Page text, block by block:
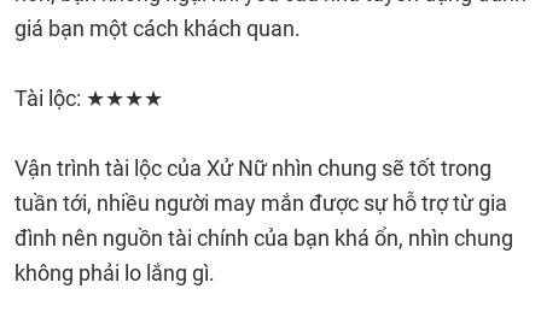
giá bạn một cách khách quan.
Tài lộc: ★★★★
Vận trình tài lộc của Xử Nữ nhìn chung sẽ tốt trong
tuần tới, nhiều người may mắn được sự hỗ trợ từ gia
đình nên nguồn tài chính của bạn khá ổn, nhìn chung
không phải lo lắng gì.